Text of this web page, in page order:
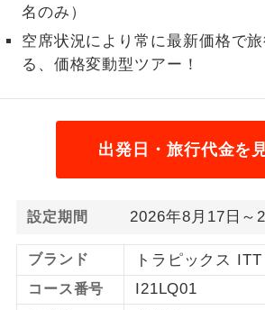
名のみ）
空席状況により常に最新価格で
る、価格変動型ツアー！
出発日・旅行代金を
設定期間 2026年8月17日～
ブランド トラピックス ITT
コース番号 I21LQ01
す。
す。
おひとり様参
おひとり様限定で
スです。
金
コースです。
ご夫婦限定
ご夫婦限定でご参
す。